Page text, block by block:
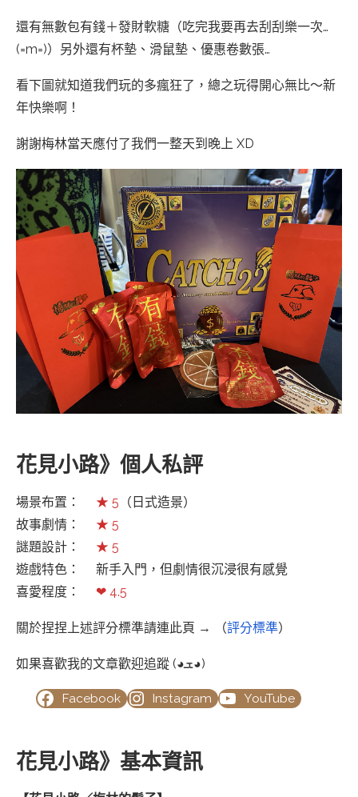
還有無數包有錢＋發財軟糖（吃完我要再去刮刮樂一次…
(=m=)）另外還有杯墊、滑鼠墊、優惠卷數張…
看下圖就知道我們玩的多瘋狂了，總之玩得開心無比～新
年快樂啊！
謝謝梅林當天應付了我們一整天到晚上 XD
花見小路》個人私評
場景布置： ★ 5 （日式造景）
故事劇情： ★ 5
謎題設計： ★ 5
遊戲特色： 新手入門，但劇情很沉浸很有感覺
喜愛程度： ❤ 4.5
關於捏捏上述評分標準請連此頁 → （評分標準）
如果喜歡我的文章歡迎追蹤 (◕ܫ◕)
Facebook Instagram YouTube
花見小路》基本資訊